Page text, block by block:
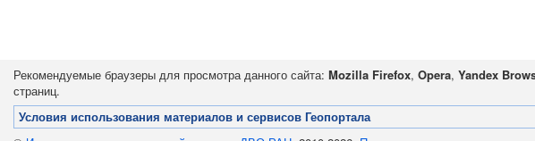
Рекомендуемые браузеры для просмотра данного сайта: Mozilla Firefox, Opera, Yandex
страниц.
Условия использования материалов и сервисов Геопортала